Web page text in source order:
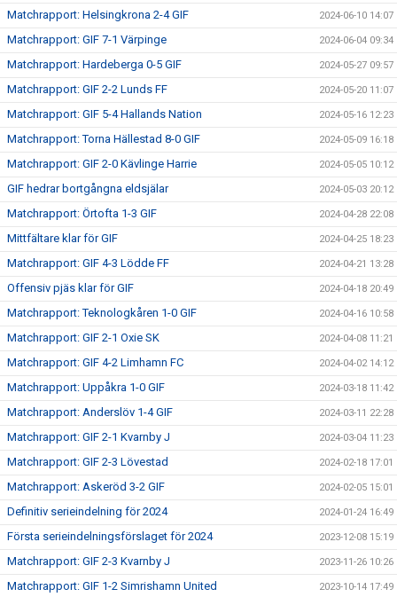
Matchrapport: Helsingkrona 2-4 GIF 2024-06-10 14:07
Matchrapport: GIF 7-1 Värpinge 2024-06-04 09:34
Matchrapport: Hardeberga 0-5 GIF 2024-05-27 09:57
Matchrapport: GIF 2-2 Lunds FF 2024-05-20 11:07
Matchrapport: GIF 5-4 Hallands Nation 2024-05-16 12:23
Matchrapport: Torna Hällestad 8-0 GIF 2024-05-09 16:18
Matchrapport: GIF 2-0 Kävlinge Harrie 2024-05-05 10:12
GIF hedrar bortgångna eldsjälar 2024-05-03 20:12
Matchrapport: Örtofta 1-3 GIF 2024-04-28 22:08
Mittfältare klar för GIF 2024-04-25 18:23
Matchrapport: GIF 4-3 Lödde FF 2024-04-21 13:28
Offensiv pjäs klar för GIF 2024-04-18 20:49
Matchrapport: Teknologkåren 1-0 GIF 2024-04-16 10:58
Matchrapport: GIF 2-1 Oxie SK 2024-04-08 11:21
Matchrapport: GIF 4-2 Limhamn FC 2024-04-02 14:12
Matchrapport: Uppåkra 1-0 GIF 2024-03-18 11:42
Matchrapport: Anderslöv 1-4 GIF 2024-03-11 22:28
Matchrapport: GIF 2-1 Kvarnby J 2024-03-04 11:23
Matchrapport: GIF 2-3 Lövestad 2024-02-18 17:01
Matchrapport: Askeröd 3-2 GIF 2024-02-05 15:01
Definitiv serieindelning för 2024 2024-01-24 16:49
Första serieindelningsförslaget för 2024 2023-12-08 15:19
Matchrapport: GIF 2-3 Kvarnby J 2023-11-26 10:26
Matchrapport: GIF 1-2 Simrishamn United 2023-10-14 17:49